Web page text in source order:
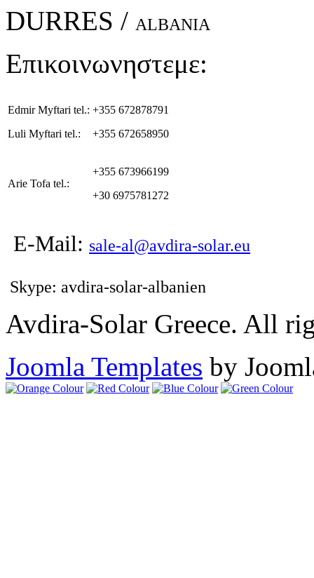
DURRES / ALBANIA
Επικοινωνηστεμε:
Edmir Myftari tel.:
Luli Myftari tel.:
+355 672878791
+355 672658950
Arie Tofa tel.:
+355 673966199
+30 6975781272
E-Mail: sale-al@avdira-solar.eu
Skype: avdira-solar-albanien
Avdira-Solar Greece. All
Joomla Templates by